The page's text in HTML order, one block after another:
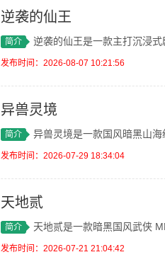
逆袭的仙王
简介 逆袭的仙王是一款主打沉浸式剧情
发布时间：2026-08-07 10:21:56
异兽灵境
简介 异兽灵境是一款国风暗黑山海经神
发布时间：2026-07-29 18:34:04
天地贰
简介 天地贰是一款暗黑国风武侠
发布时间：2026-07-21 21:04:42